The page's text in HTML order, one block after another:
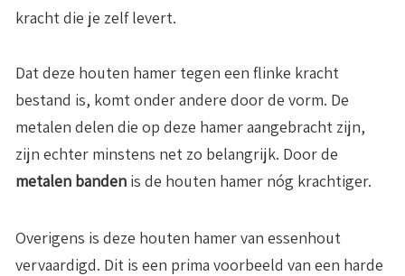
kracht die je zelf levert.
Dat deze houten hamer tegen een flinke kracht
bestand is, komt onder andere door de vorm. De
metalen delen die op deze hamer aangebracht zijn,
zijn echter minstens net zo belangrijk. Door de
metalen banden is de houten hamer nóg krachtiger.
Overigens is deze houten hamer van essenhout
vervaardigd. Dit is een prima voorbeeld van een harde